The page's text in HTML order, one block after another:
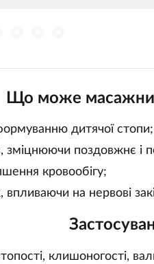
Що може
дитячої стопи;
зміцнюючи поздовжнє і
кровообігу;
впливаючи на нервові
клишоногості,